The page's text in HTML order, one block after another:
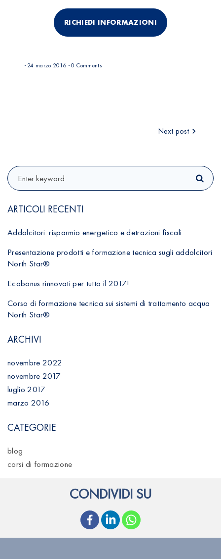
RICHIEDI INFORMAZIONI
24 marzo 2016 0 Comments
v
i
g
a
z
i
o
n
e
a
r
t
i
o
i
Next post
ARTICOLI RECENTI
Addolcitori: risparmio energetico e detrazioni fiscali
Presentazione prodotti e formazione tecnica sugli addolcitori
North Star®
Ecobonus rinnovati per tutto il 2017!
Corso di formazione tecnica sui sistemi di trattamento acqua
North Star®
ARCHIVI
novembre 2022
novembre 2017
luglio 2017
marzo 2016
CATEGORIE
blog
corsi di formazione
CONDIVIDI SU